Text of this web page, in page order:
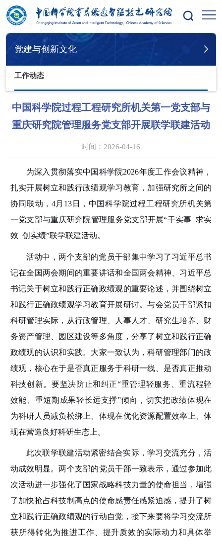
您的位置：首页 党建与创新文化 工作动态
党建与创新文化
工作动态
中国科学院过程工程研究所机关第一党支部与
重庆研究院管理服务党支部开展联学联建活动
时间：2026-04-16
为深入贯彻落实中国科学院2026年度工作会议精神 ，
扎实开展树立和践行政绩观学习教育，加强研究所之间的
协同联动， 4月 13日，中国科学院过程工程研究所机关第
一党支部与重庆研究院管理服务党支部开展“干实事 求实
效 创实绩”联学联建活动。
活动中，两个支部的党员干部集中学习了习近平总书
记在全国两会期间的重要讲话和全国两会精神、习近平总
书记关于树立和践行正确政绩观的重要论述 ，并围绕树立
和践行正确政绩观学习教育开展研讨。与会党员干部紧扣
科研管理实际 ， 从行政管理、 人事人才、 研究生培养 、财
务资产管理、园区建设等多角度，分享了树立和践行正确
政绩观的认识和实践。大家一致认为，科研管理部门的政
绩观，核心在于是否真正服务于科研一线、是否真正推动
科技创新。要坚决防止和纠正“重管理轻服务、重流程轻
效能、重短期成果轻长远支撑”倾向，切实把政绩体现在
为科研人员减负松绑上、体现在优化资源配置效率上、体
现在营造良好科研生态上。
此次联学联建活动紧密结合实际，学习交流充分，活
动成效明显。两个支部的党员干部一致表示，通过参加此
次活动进一步强化了国家战略科技力量的使命担当，增强
了加快抢占科技制高点的使命感责任感紧迫感，提升了树
立和践行正确政绩观的行动自觉，接下来要将学习交流所
获所得转化为推进工作、提升质效的实际动力和具体举